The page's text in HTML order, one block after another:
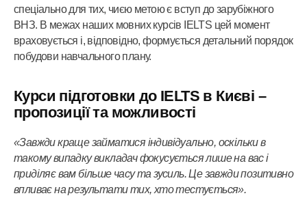
спеціально для тих, чиєю метою є вступ до зарубіжного
ВНЗ. В межах наших мовних курсів IELTS цей момент
враховується і, відповідно, формується детальний порядок
побудови навчального плану.
Курси підготовки до IELTS в Києві –
пропозиції та можливості
«Завжди краще займатися індивідуально, оскільки в
такому випадку викладач фокусується лише на вас і
приділяє вам більше часу та зусиль. Це завжди позитивно
впливає на результати тих, хто тестується».